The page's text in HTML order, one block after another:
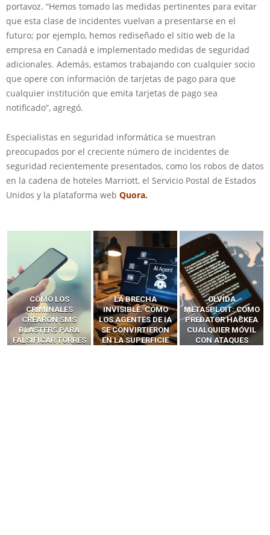
portavoz. “Hemos tomado las medidas pertinentes para evitar
que esta clase de incidentes vuelvan a presentarse en el
futuro; por ejemplo, hemos rediseñado el sitio web de la
empresa en Canadá e implementado medidas de seguridad
adicionales. Además, estamos trabajando con cualquier socio
que opere con información de tarjetas de pago para que
cualquier institución que emita tarjetas de pago sea
notificado”, agregó.
Especialistas en seguridad informática se muestran
preocupados por el creciente número de incidentes de
seguridad recientemente presentados, como los robos de datos
en la cadena de hoteles Marriott, el Servicio Postal de Estados
Unidos y la plataforma web Quora.
LA BRECHA
INVISIBLE: CÓMO
LOS AGENTES DE IA
SE CONVIRTIERON
EN LA SUPERFICIE
OLVIDA
METASPLOIT: CÓMO
PREDATOR HACKEA
CUALQUIER MÓVIL
CON ATAQUES
CÓMO LOS HACKERS
INTERCEPTAN OTPS
Y LLAMADAS
MÓVILES SIN
‘HACKEAR’ — EL